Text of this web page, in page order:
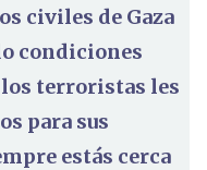
civiles de Gaza
condiciones
terroristas les
para sus
estás cerca